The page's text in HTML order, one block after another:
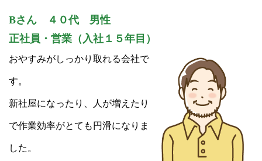
Bさん ４０代 男性
正社員・営業（入社１５年目）
おやすみがしっかり取れる会社で
す。
新社屋になったり、人が増えたり
で作業効率がとても円滑になりま
した。